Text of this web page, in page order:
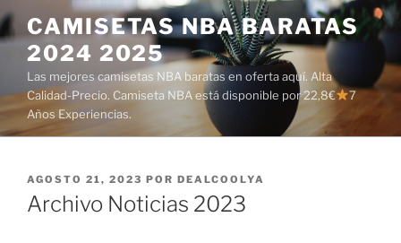
Saltar
al
contenido
CAMISETAS NBA BARATAS
2024 2025
Las mejores camisetas NBA baratas en oferta aquí. Alta
Calidad-Precio. Camiseta NBA está disponible por 22,8€
7
Años Experiencias.
PUBLICADO
EL
AGOSTO 21, 2023 POR DEALCOOLYA
Archivo Noticias 2023